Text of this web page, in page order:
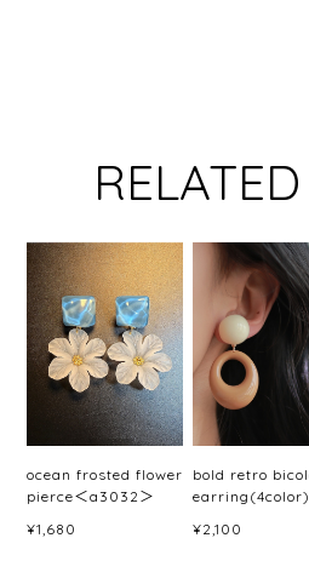
ocean frosted flower
pierce＜a3032＞
¥1,680
bold retro
¥2,100